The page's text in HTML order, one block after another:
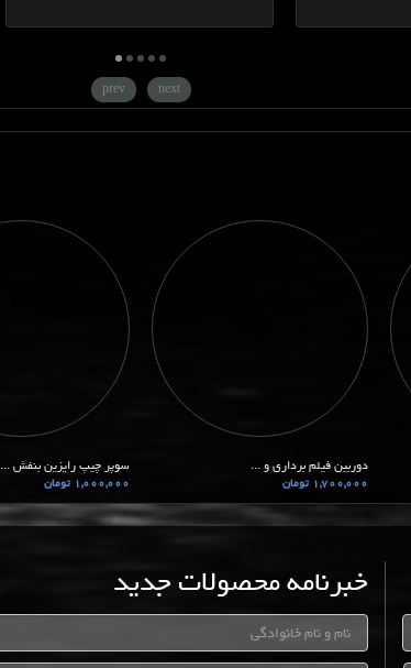
prev next
دوربین فیلم برداری و ...
1,700,000 تومان
سوپر چیپ رایزین بنفش ...
1,000,000 تومان
خبرنامه محصولات جدید